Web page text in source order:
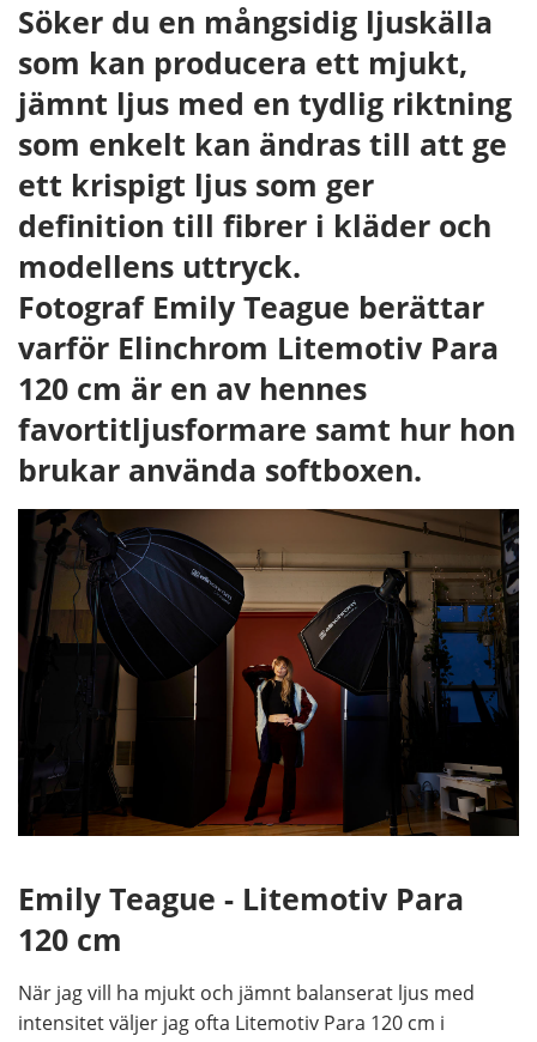
Söker du en mångsidig ljuskälla
som kan producera ett mjukt,
jämnt ljus med en tydlig riktning
som enkelt kan ändras till att ge
ett krispigt ljus som ger
definition till fibrer i kläder och
modellens uttryck.
Fotograf Emily Teague berättar
varför Elinchrom Litemotiv Para
120 cm är en av hennes
favortitljusformare samt hur hon
brukar använda softboxen.
Emily Teague - Litemotiv Para
120 cm
När jag vill ha mjukt och jämnt balanserat ljus med
intensitet väljer jag ofta Litemotiv Para 120 cm i